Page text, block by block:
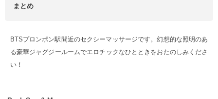
まとめ
BTSプロンポン駅間近のセクシーマッサージです。幻想的な照明のあ
る豪華ジャグジールームでエロチックなひとときをおたのしみくださ
い！